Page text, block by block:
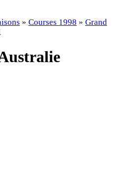
» Courses 1998 » Grand